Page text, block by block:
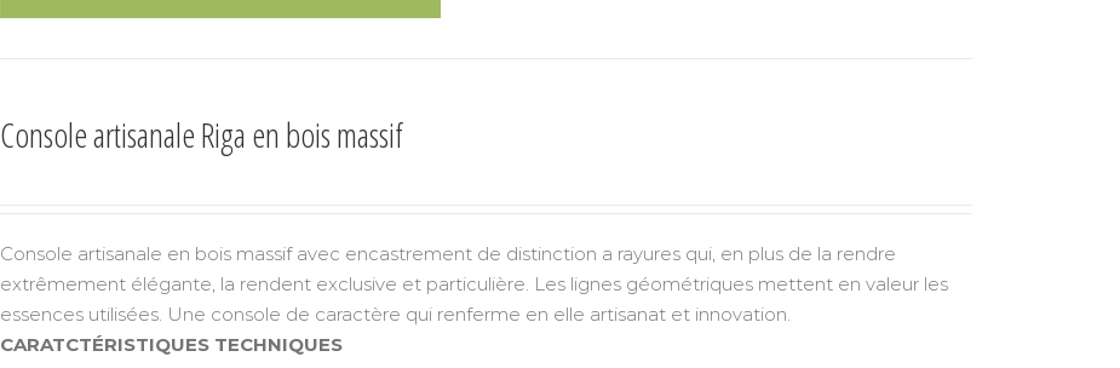
Console artisanale Riga en bois massif
Console artisanale en bois massif avec encastrement de distinction a rayures qui, en plus de la rendre
extrêmement élégante, la rendent exclusive et particulière. Les lignes géométriques mettent en valeur les
essences utilisées. Une console de caractère qui renferme en elle artisanat et innovation.
CARATCTÉRISTIQUES TECHNIQUES